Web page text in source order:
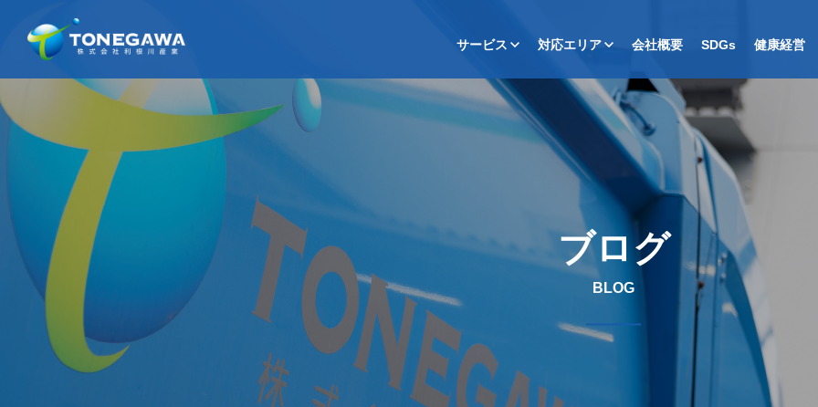
サービス 対応エリア 会社概要 SDGs 健康経営
ブログ
BLOG